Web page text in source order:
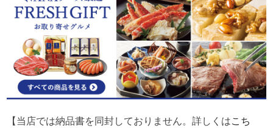
【当店では納品書を同封しておりません。詳しくはこち